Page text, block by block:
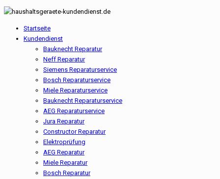
Startseite
Kundendienst
Bauknecht Reparatur
Neff Reparatur
Siemens Reparaturservice
Bosch Reparaturservice
Miele Reparaturservice
Bauknecht Reparaturservice
AEG Reparaturservice
Jura Reparatur
Constructor Reparatur
Elektroprüfung
AEG Reparatur
Miele Reparatur
Bosch Reparatur